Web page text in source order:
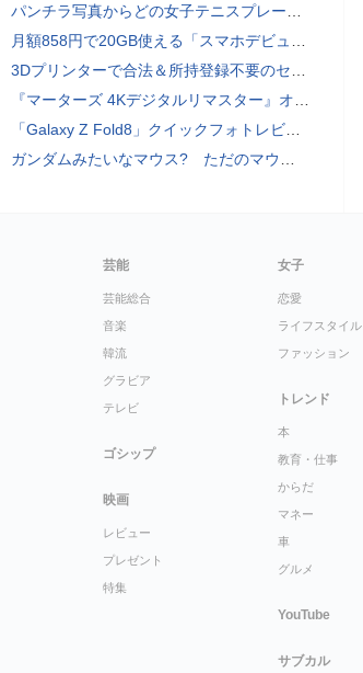
パンチラ写真からどの女子テニスプレーヤーのものなのか当てるクイズ「Tennis Upskirts」
月額858円で20GB使える「スマホデビュープラン U15」ドコモが提供、ahamoも割引になる親子割も
3Dプリンターで合法＆所持登録不要のセミオートマチック銃を自作、発砲試験にも成功した猛者が登場
『マーターズ 4Kデジタルリマスター』オールナイト上映、鬼畜な併映作品が決定 全部観たら“生還証”をプレゼント［ホラー通信］
「Galaxy Z Fold8」クイックフォトレビュー
ガンダムみたいなマウス? ただのマウスとは違うのだよ1944通りの形状に変更できる驚異のマウス
芸能
芸能総合
音楽
韓流
グラビア
テレビ
ゴシップ
映画
レビュー
プレゼント
特集
女子
恋愛
ライフスタイル
ファッション
トレンド
本
教育・仕事
からだ
マネー
車
グルメ
YouTube
サブカル